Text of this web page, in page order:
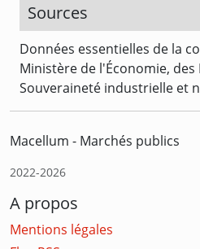
Sources
Données essentielles de la
Ministère de l'Économie, des
Souveraineté industrielle et
Macellum - Marchés publics
2022-2026
A propos
Mentions légales